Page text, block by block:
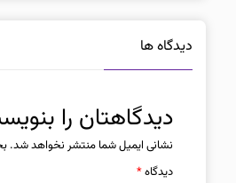
دیدگاه ها
دیدگاهتان را
نشانی ایمیل شما منتشر نخواهد شد.
دیدگاه*